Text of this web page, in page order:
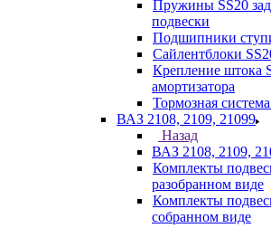
Пружины SS20
подвески
Подшипники
Сайлентблоки
Крепление штока
амортизатора
Тормозная
ВАЗ 2108, 2109, 21099
Назад
ВАЗ 2108, 2109,
Комплекты
разобранном виде
Комплекты
собранном виде